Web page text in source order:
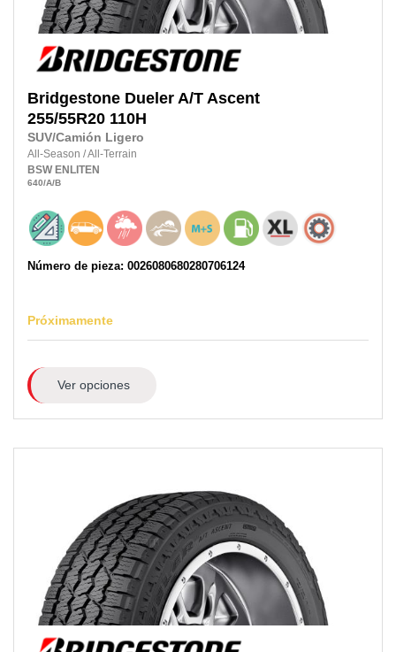
Bridgestone Dueler A/T Ascent
255/55R20 110H
SUV/Camión Ligero
All-Season /All-Terrain
BSW ENLITEN
640/A/B
Número de pieza: 0026080680280706124
Próximamente
Ver opciones